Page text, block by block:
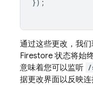
});
通过这些更改，我
Firestore 状态将始
意味着您可以监听 /
据更改界面以反映连